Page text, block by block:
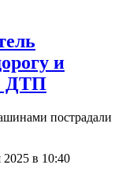
и
ДТП
пострадали
2025 в 10:40